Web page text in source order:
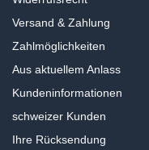
Versand & Zahlung
Zahlmöglichkeiten
Aus aktuellem Anlass
Kundeninformationen
schweizer Kunden
Ihre Rücksendung